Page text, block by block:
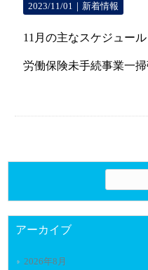
2023/11/01｜ 新着情報
11月の主なスケジュー
労働保険未手続事業一掃
アーカイブ
2026年8月